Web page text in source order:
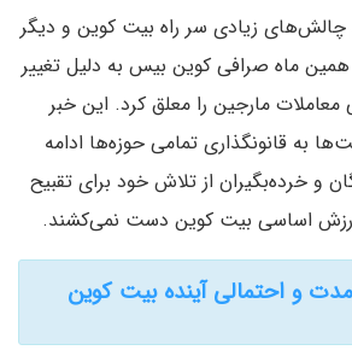
چالش‌های زیادی سر راه بیت کوین و دیگر
همین ماه صرافی کوین بیس به دلیل تغییر
معاملات مارجین را معلق کرد. این خبر
به قانونگذاری تمامی حوزه‌ها ادامه
و خرده‌بگیران از تلاش خود برای تقبیح
اساسی بیت کوین دست نمی‌کشند.